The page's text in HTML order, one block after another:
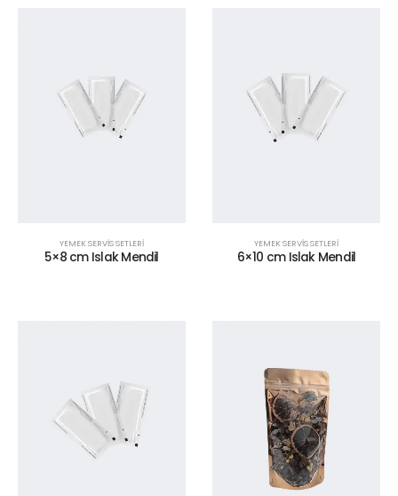
YEMEK SERVİS SETLERİ
5×8 cm Islak Mendil
YEMEK SERVİS SETLERİ
6×10 cm Islak Mendil